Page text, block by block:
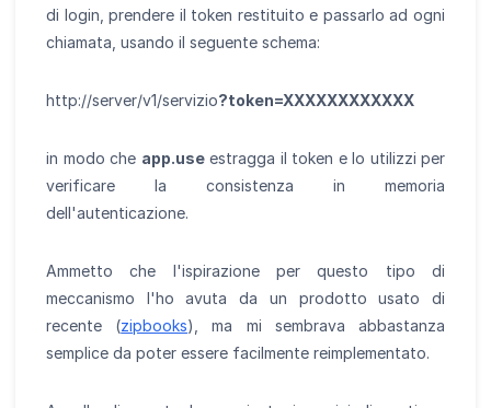
di login, prendere il token restituito e passarlo ad ogni
chiamata, usando il seguente schema:
http://server/v1/servizio?token=XXXXXXXXXXXX
in modo che app.useestragga il token e lo utilizzi per
verificare la consistenza in memoria
dell'autenticazione.
Ammetto che l'ispirazione per questo tipo di
meccanismo l'ho avuta da un prodotto usato di
recente (zipbooks), ma mi sembrava abbastanza
semplice da poter essere facilmente reimplementato.